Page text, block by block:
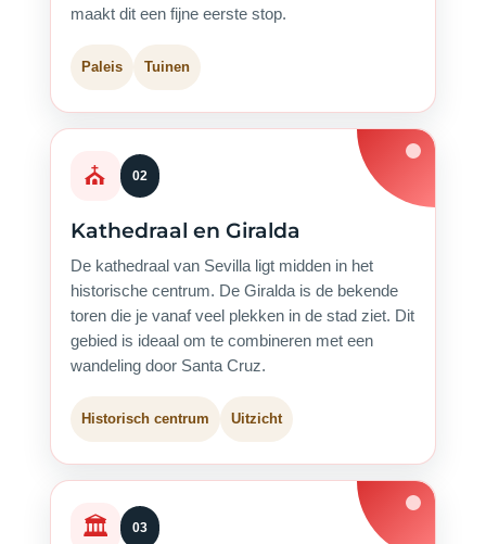
maakt dit een fijne eerste stop.
Paleis Tuinen
⛪ 02
Kathedraal en Giralda
De kathedraal van Sevilla ligt midden in het
historische centrum. De Giralda is de bekende
toren die je vanaf veel plekken in de stad ziet. Dit
gebied is ideaal om te combineren met een
wandeling door Santa Cruz.
Historisch centrum Uitzicht
🏛️ 03